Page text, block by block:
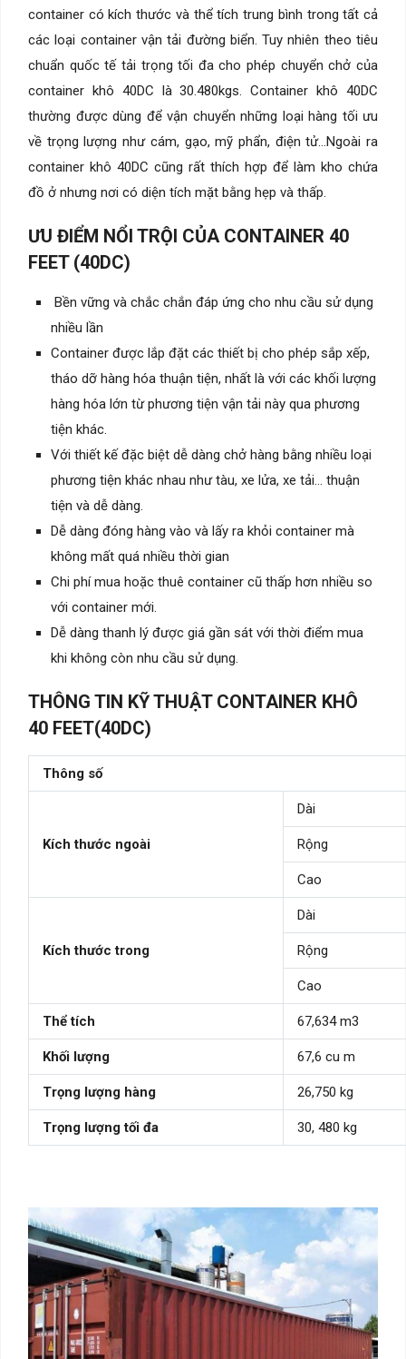
container có kích thước và thể tích trung bình trong tất cả
các loại container vận tải đường biển. Tuy nhiên theo tiêu
chuẩn quốc tế tải trọng tối đa cho phép chuyển chở của
container khô 40DC là 30.480kgs. Container khô 40DC
thường được dùng để vận chuyển những loại hàng tối ưu
về trọng lượng như cám, gạo, mỹ phẩn, điện tử…Ngoài ra
container khô 40DC cũng rất thích hợp để làm kho chứa
đồ ở nhưng nơi có diện tích mặt bằng hẹp và thấp.
ƯU ĐIỂM NỔI TRỘI CỦA CONTAINER 40
FEET (40DC)
Bền vững và chắc chắn đáp ứng cho nhu cầu sử dụng
nhiều lần
Container được lắp đặt các thiết bị cho phép sắp xếp,
tháo dỡ hàng hóa thuận tiện, nhất là với các khối lượng
hàng hóa lớn từ phương tiện vận tải này qua phương
tiện khác.
Với thiết kế đặc biệt dễ dàng chở hàng bằng nhiều loại
phương tiện khác nhau như tàu, xe lửa, xe tải… thuận
tiện và dễ dàng.
Dễ dàng đóng hàng vào và lấy ra khỏi container mà
không mất quá nhiều thời gian
Chi phí mua hoặc thuê container cũ thấp hơn nhiều so
với container mới.
Dễ dàng thanh lý được giá gần sát với thời điểm mua
khi không còn nhu cầu sử dụng.
THÔNG TIN KỸ THUẬT CONTAINER KHÔ
40 FEET(40DC)
Thông số
Kích thước ngoài
Dài
Rộng
Cao
Kích thước trong
Dài
Rộng
Cao
Thể tích 67,634 m3
Khối lượng 67,6 cu m
Trọng lượng hàng 26,750 kg
Trọng lượng tối đa 30, 480 kg